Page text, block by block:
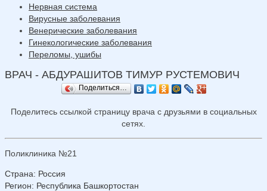
Нервная система
Вирусные заболевания
Венерические заболевания
Гинекологические заболевания
Переломы, ушибы
ВРАЧ - АБДУРАШИТОВ ТИМУР РУСТЕМОВИЧ
Поделиться…
Поделитесь ссылкой страницу врача с друзьями в социальных
сетях.
Поликлиника №21
Страна: Россия
Регион: Республика Башкортостан